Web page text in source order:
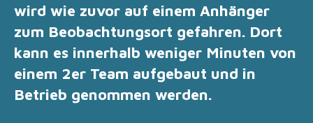
wird wie zuvor auf einem Anhänger
zum Beobachtungsort gefahren. Dort
kann es innerhalb weniger Minuten von
einem 2er Team aufgebaut und in
Betrieb genommen werden.